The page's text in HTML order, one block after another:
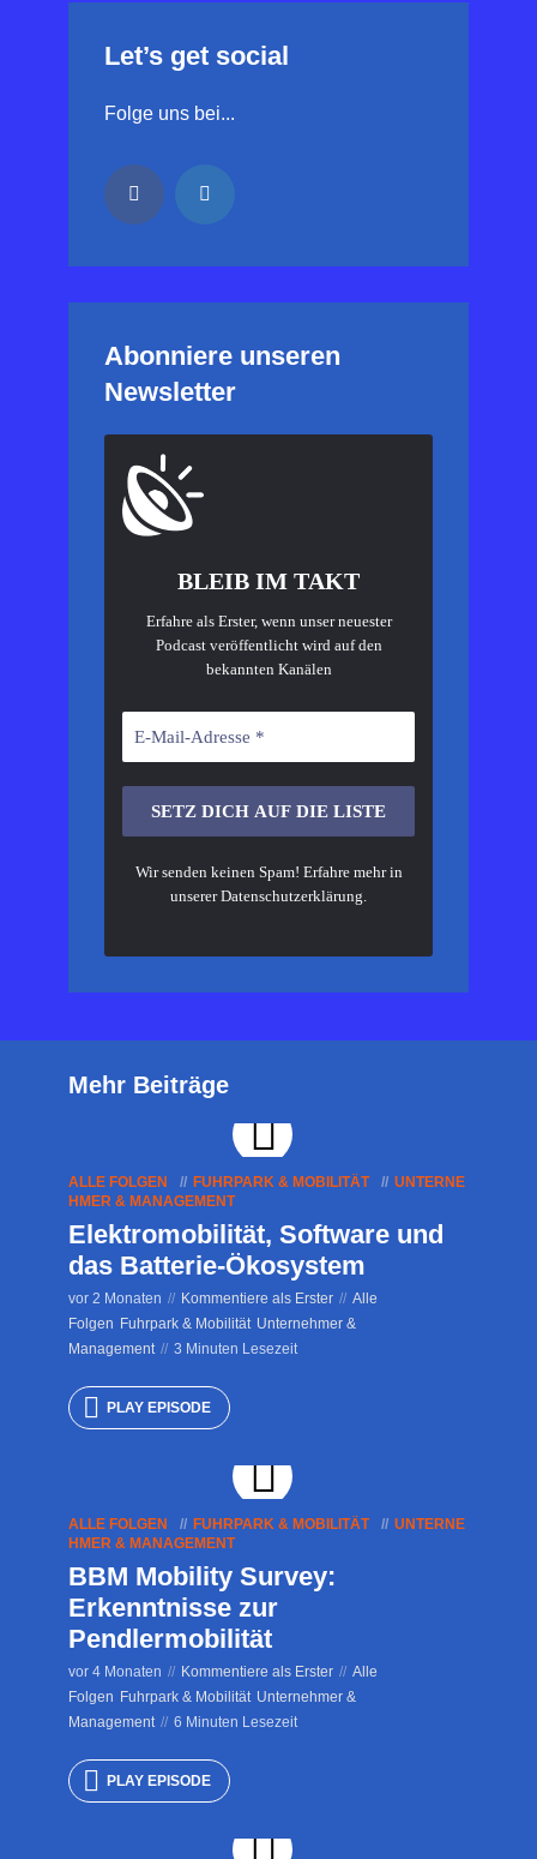
Let’s get social
Folge uns bei...
Abonniere unseren
Newsletter
BLEIB IM TAKT
Erfahre als Erster, wenn unser neuester
Podcast veröffentlicht wird auf den
bekannten Kanälen
Wir senden keinen Spam! Erfahre mehr in
unsererDatenschutzerklärung.
Mehr Beiträge
ALLE FOLGEN FUHRPARK & MOBILITÄT
UNTERNE
HMER & MANAGEMENT
Elektromobilität, Software und
das Batterie-Ökosystem
vor 2 Monaten Kommentiere als Erster
Alle
Folgen Fuhrpark & Mobilität Unternehmer &
Management
3 Minuten Lesezeit
PLAY EPISODE
ALLE FOLGEN FUHRPARK & MOBILITÄT
UNTERNE
HMER & MANAGEMENT
BBM Mobility Survey:
Erkenntnisse zur
Pendlermobilität
vor 4 Monaten Kommentiere als Erster
Alle
Folgen Fuhrpark & Mobilität Unternehmer &
Management
6 Minuten Lesezeit
PLAY EPISODE